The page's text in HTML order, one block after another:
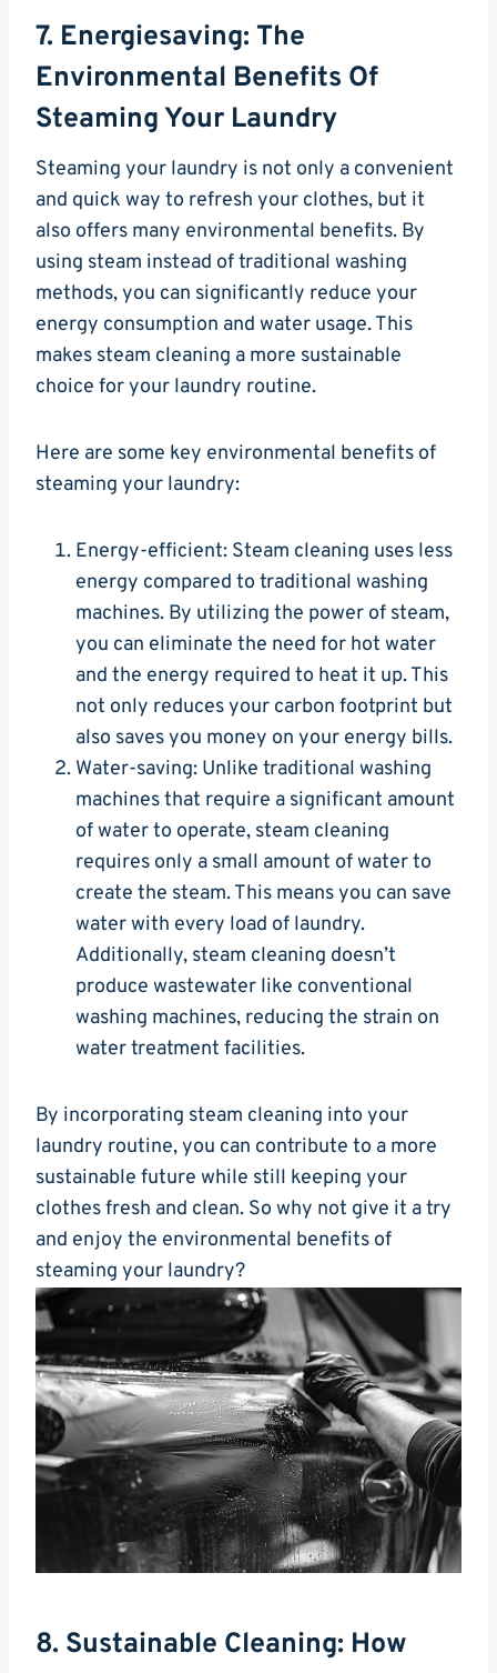
7. Energiesaving: The
Environmental Benefits Of
Steaming Your Laundry
Steaming your laundry ⁢is not only a convenient
and quick way to refresh your clothes, ⁣but it
also offers many environmental‌ benefits. By
using steam ​instead of traditional washing
methods, you can significantly reduce your
energy consumption and water usage. This
makes steam cleaning a more sustainable
choice for your laundry routine.
Here are some key environmental benefits of
steaming your laundry:
Energy-efficient:‌ Steam cleaning uses less
energy compared to ⁣traditional washing
machines. By utilizing the power of steam,
you can eliminate the ​need for hot water
and the energy required to heat it ⁢up. This
not only reduces your carbon footprint but
also saves you money on ⁣your energy bills.
Water-saving: Unlike traditional washing
machines that require a significant amount
of water to operate, steam cleaning
requires only a small amount of water to
create the ‍steam. This means you can save
water with every ⁤load of⁢ laundry.
Additionally, steam cleaning doesn’t
produce wastewater like conventional
washing machines, reducing⁢ the strain ⁣on
water treatment facilities.
By incorporating steam​ cleaning into ⁣your
laundry routine, you can contribute ⁣to a ‌more
sustainable future while still keeping ⁣your
clothes fresh ​and clean. So why not ⁤give it a try
and enjoy the environmental benefits of
steaming your⁢ laundry?
8. Sustainable‍ Cleaning: ⁣How